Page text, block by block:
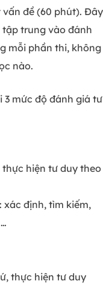
đề (60 phút). Đây
tập trung vào đánh
mỗi phần thi, không
nào.
3 mức độ đánh giá tư
hiện tư duy theo
định, tìm kiếm,
thực hiện tư duy